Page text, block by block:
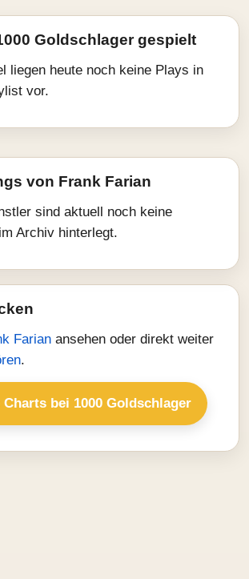
Goldschlager gespielt
liegen heute noch keine Plays in
vor.
von Frank Farian
sind aktuell noch keine
Archiv hinterlegt.
Farian ansehen oder direkt weiter
.
Charts bei 1000 Goldschlager